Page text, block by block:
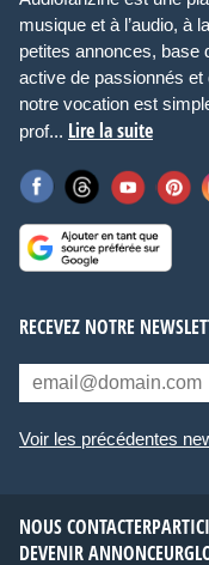
musique et à l’audio, à
petites annonces, base
active de passionnés
notre vocation est
prof... Lire la suite
RECEVEZ NOTRE
Voir les précédentes
NOUS CONTACTER
DEVENIR ANNONCEUR